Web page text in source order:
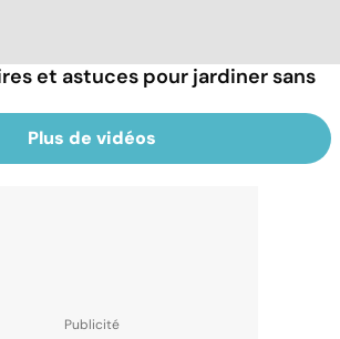
et astuces pour jardiner sans
Plus de vidéos